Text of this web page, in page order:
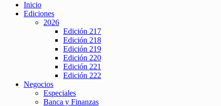
Inicio
Ediciones
2026
Edición 217
Edición 218
Edición 219
Edición 220
Edición 221
Edición 222
Negocios
Especiales
Banca y Finanzas